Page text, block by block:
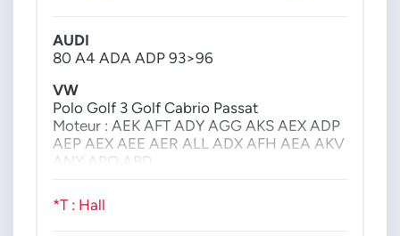
050905205AH
052998065
X039700070
0237020165
0237020166
0237020169
0237020170
0237020171
0237020176
AUDI
80 A4 ADA ADP 93>96
VW
Polo Golf 3 Golf Cabrio Passat
Moteur : AEK AFT ADY AGG AKS AEX ADP
AEP AEX AEE AER ALL ADX AFH AEA AKV
ANX APQ ABD
Arosa Cordoba Ibiza ADY AER AEX ABD
*T : Hall